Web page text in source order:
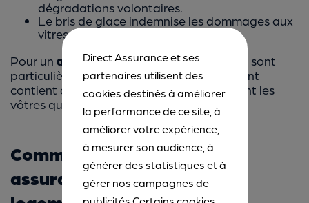
dégradations volontaires.
Le bris de glace indemnise les dommages aux
vitres, miroirs et surfaces vitrées.
Pour un appartement meublé, ces options sont
particulièrement pertinentes car le logement
contient davantage de biens de valeur, tant les
vôtres que ceux du propriétaire.
Comment choisir la bonne
assurance locataire pour un
Direct Assurance et ses
partenaires utilisent des
cookies destinés à améliorer
la performance de ce site, à
améliorer votre expérience,
à mesurer son audience, à
générer des statistiques et à
gérer nos campagnes de
publicités.Certains cookies